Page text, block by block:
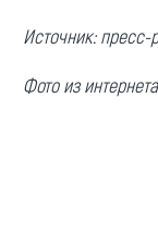
Источник: пресс-
Фото из интернета